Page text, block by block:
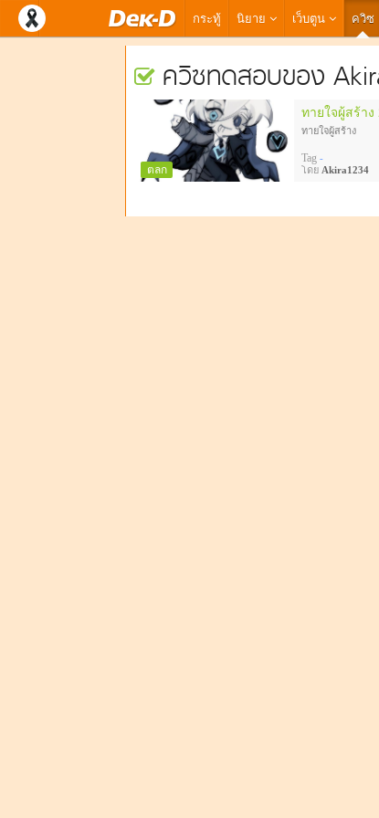
กระทู้ นิยาย เว็บตูน ควิซ
ควิซทดสอบของ
ตลก
ทายใจผู้สร้าง
ทายใจผู้สร้าง
Tag -
โดย Akira1234